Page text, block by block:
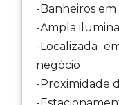
-Banheiros
-Ampla
-Localizada
negócio
-Proximidade